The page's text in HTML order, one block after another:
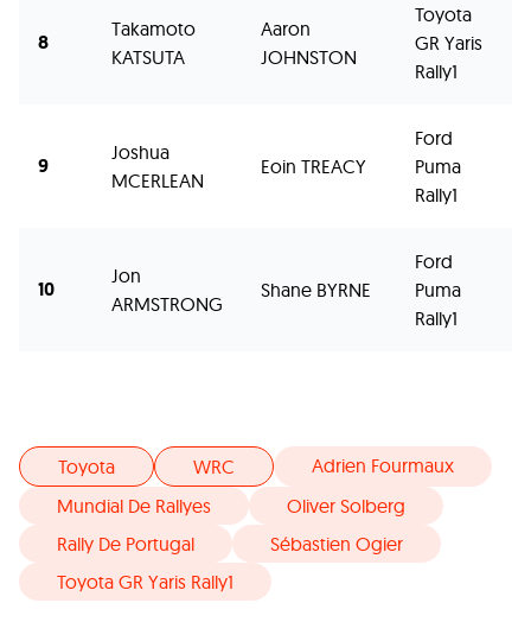
8
Takamoto
KATSUTA
Aaron
JOHNSTON
Toyota
GR Yaris
Rally1
9
Joshua
MCERLEAN
Eoin TREACY
Ford
Puma
Rally1
10
Jon
ARMSTRONG
Shane BYRNE
Ford
Puma
Rally1
Toyota WRC
Adrien Fourmaux
Mundial De Rallyes
Oliver Solberg
Rally De Portugal
Sébastien Ogier
Toyota GR Yaris Rally1